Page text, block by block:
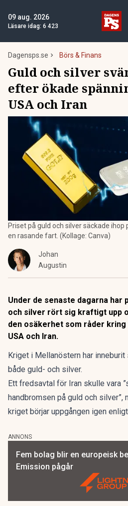
09 aug. 2026
Läsare idag: 6 423
Dagensps.se Börs & Finans
Guld och silver
efter ökade
USA och Iran
Priset på guld och silver säckade ihop
en rasande fart. (Kollage: Canva)
Johan
Augustin
Under de senaste dagarna har
och silver rört sig kraftigt upp
den osäkerhet som råder
USA och Iran.
Kriget i Mellanöstern har
både guld- och silver.
Ett fredsavtal för Iran skulle vara
handbromsen på guld och silver”,
kriget börjar uppgången igen
ANNONS
Fem bolag blir en europeisk
Emission pågår